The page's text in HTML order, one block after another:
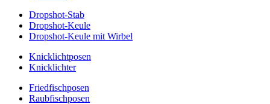
Dropshot-Stab
Dropshot-Keule
Dropshot-Keule mit Wirbel
Knicklichtposen
Knicklichter
Friedfischposen
Raubfischposen